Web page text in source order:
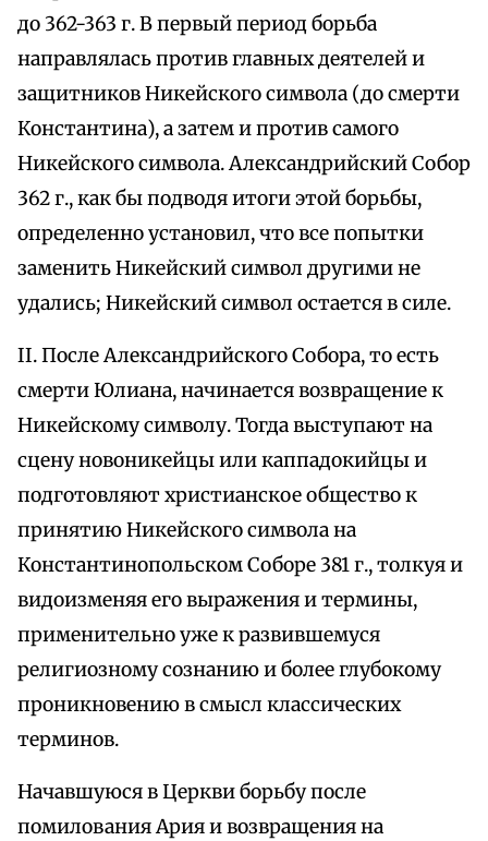
до 362-363 г. В первый период борьба
направлялась против главных деятелей и
защитников Никейского символа (до смерти
Константина), а затем и против самого
Никейского символа. Александрийский Собор
362 г., как бы подводя итоги этой борьбы,
определенно установил, что все попытки
заменить Никейский символ другими не
удались; Никейский символ остается в силе.
II. После Александрийского Собора, то есть
смерти Юлиана, начинается возвращение к
Никейскому символу. Тогда выступают на
сцену новоникейцы или каппадокийцы и
подготовляют христианское общество к
принятию Никейского символа на
Константинопольском Соборе 381 г., толкуя и
видоизменяя его выражения и термины,
применительно уже к развившемуся
религиозному сознанию и более глубокому
проникновению в смысл классических
терминов.
Начавшуюся в Церкви борьбу после
помилования Ария и возвращения на